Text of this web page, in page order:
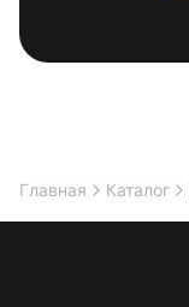
Главная Каталог